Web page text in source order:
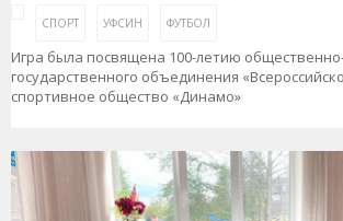
СПОРТ УФСИН ФУТБОЛ
Игра была посвящена 100-летию
государственного объединения
спортивное общество «Динамо»